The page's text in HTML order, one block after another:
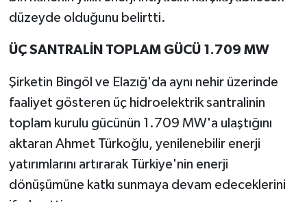
düzeyde olduğunu belirtti.
ÜÇ SANTRALİN TOPLAM GÜCÜ 1.709 MW
Şirketin Bingöl ve Elazığ'da aynı nehir üzerinde
faaliyet gösteren üç hidroelektrik santralinin
toplam kurulu gücünün 1.709 MW'a ulaştığını
aktaran Ahmet Türkoğlu, yenilenebilir enerji
yatırımlarını artırarak Türkiye'nin enerji
dönüşümüne katkı sunmaya devam edeceklerini